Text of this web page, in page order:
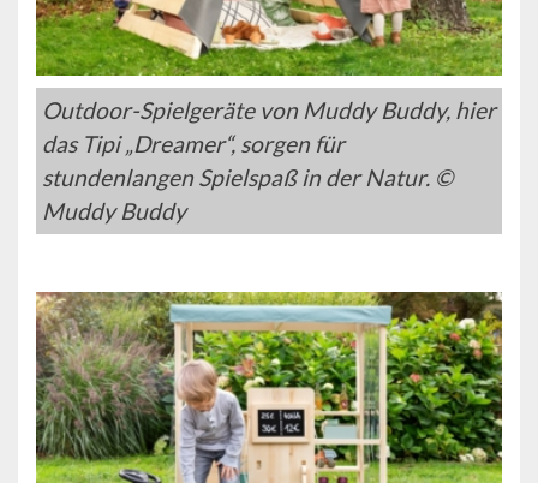
Outdoor-Spielgeräte von Muddy Buddy, hier
das Tipi „Dreamer“, sorgen für
stundenlangen Spielspaß in der Natur. ©
Muddy Buddy